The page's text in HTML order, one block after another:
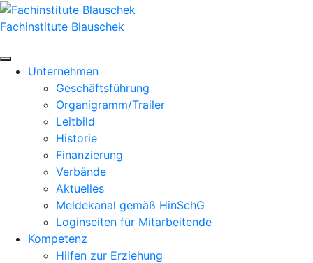
Zum
Inhalt
Fachinstitute Blauschek
Unternehmen
Geschäftsführung
Organigramm/Trailer
Leitbild
Historie
Finanzierung
Verbände
Aktuelles
Meldekanal gemäß HinSchG
Loginseiten für Mitarbeitende
Kompetenz
Hilfen zur Erziehung